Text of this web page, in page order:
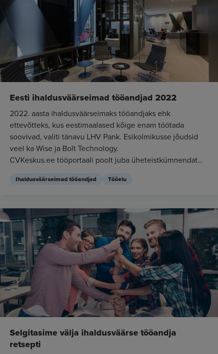
Eesti ihaldusväärseimad tööandjad 2022
2022. aasta ihaldusväärseimaks tööandjaks ehk
ettevõtteks, kus eestimaalased kõige enam töötada
soovivad, valiti tänavu LHV Pank. Esikolmikusse jõudsid
veel ka Wise ja Bolt Technology.
CVKeskus.ee tööportaali poolt juba üheteistkümnendat
Ihaldusväärseimad tööandjad Tööelu
Selgitasime välja ihaldusväärse tööandja
retsepti